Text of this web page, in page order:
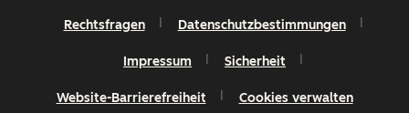
Rechtsfragen Datenschutzbestimmungen
Impressum Sicherheit
Website-Barrierefreiheit Cookies verwalten